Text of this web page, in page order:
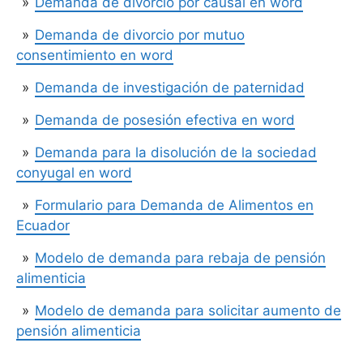
Demanda de divorcio por mutuo
consentimiento en word
Demanda de investigación de paternidad
Demanda de posesión efectiva en word
Demanda para la disolución de la sociedad
conyugal en word
Formulario para Demanda de Alimentos en
Ecuador
Modelo de demanda para rebaja de pensión
alimenticia
Modelo de demanda para solicitar aumento de
pensión alimenticia